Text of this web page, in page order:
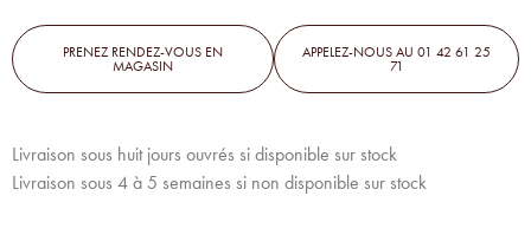
PRENEZ RENDEZ-VOUS EN
MAGASIN
APPELEZ-NOUS AU 01 42 61 25
71
Livraison sous huit jours ouvrés si disponible sur stock
Livraison sous 4 à 5 semaines si non disponible sur stock